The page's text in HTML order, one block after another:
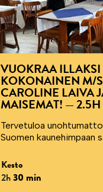
VUOKRAA ILLAKSI
KOKONAINEN M/
CAROLINE LAIVA
MAISEMAT! — 2.5H
Tervetuloa
Suomen kaunehimpaan
Kesto
2h30 min